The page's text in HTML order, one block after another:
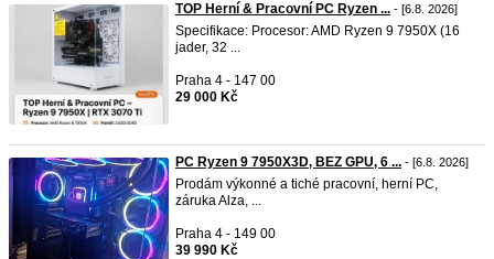
TOP Herní & Pracovní PC Ryzen ... - [6.8. 2026]
Specifikace: Procesor: AMD Ryzen 9 7950X (16
jader, 32 ...
Praha 4 - 147 00
29 000 Kč
PC Ryzen 9 7950X3D, BEZ GPU, 6 ... - [6.8. 2026]
Prodám výkonné a tiché pracovní, herní PC,
záruka Alza, ...
Praha 4 - 149 00
39 990 Kč